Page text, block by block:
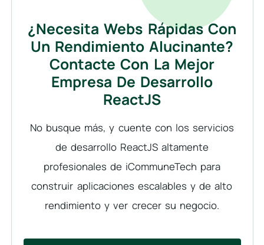
¿Necesita Webs Rápidas Con
Un Rendimiento Alucinante?
Contacte Con La Mejor
Empresa De Desarrollo
ReactJS
No busque más, y cuente con los servicios
de desarrollo ReactJS altamente
profesionales de iCommuneTech para
construir aplicaciones escalables y de alto
rendimiento y ver crecer su negocio.